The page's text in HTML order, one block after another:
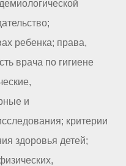
ребенка; права,
врача по гигиене
и
критерии
здоровья детей;